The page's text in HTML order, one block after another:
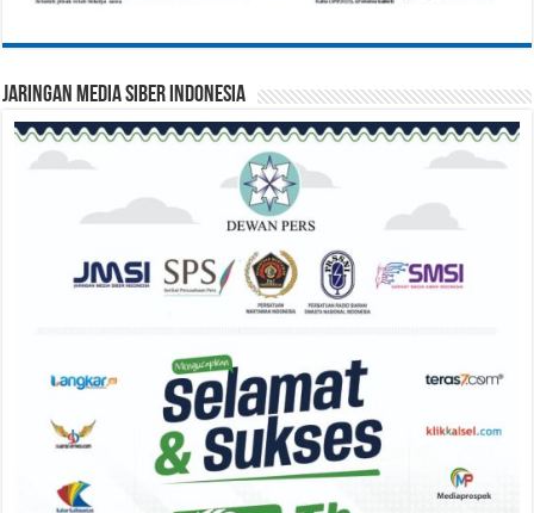
Jaringan Media Siber Indonesia